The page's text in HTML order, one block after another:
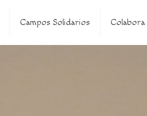
Campos Solidarios Colabora